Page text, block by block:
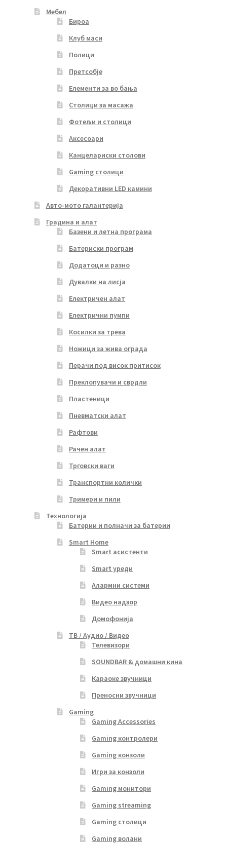
Мебел
Бироа
Клуб маси
Полици
Претсобје
Елементи за во бања
Столици за масажа
Фотељи и столици
Аксесоари
Канцелариски столови
Gaming столици
Декоративни LED камини
Авто-мото галантерија
Градина и алат
Базени и летна програма
Батериски програм
Додатоци и разно
Дувалки на лисја
Електричен алат
Електрични пумпи
Косилки за трева
Ножици за жива ограда
Перачи под висок притисок
Преклопувачи и сврдли
Пластеници
Пневматски алат
Рафтови
Рачен алат
Трговски ваги
Транспортни колички
Тримери и пили
Технологија
Батерии и полначи за батерии
Smart Home
Smart асистенти
Smart уреди
Алармни системи
Видео надзор
Домофонија
ТВ / Аудио / Видео
Телевизори
SOUNDBAR & домашни кина
Караоке звучници
Преносни звучници
Gaming
Gaming Accessories
Gaming контролери
Gaming конзоли
Игри за конзоли
Gaming монитори
Gaming streaming
Gaming столици
Gaming волани